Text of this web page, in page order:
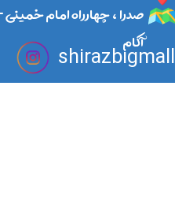
صدرا ، چهارراه امام
آکام